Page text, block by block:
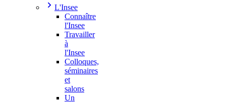
L'Insee
Connaître
l'Insee
Travailler
à
l'Insee
Colloques,
séminaires
et
salons
Un